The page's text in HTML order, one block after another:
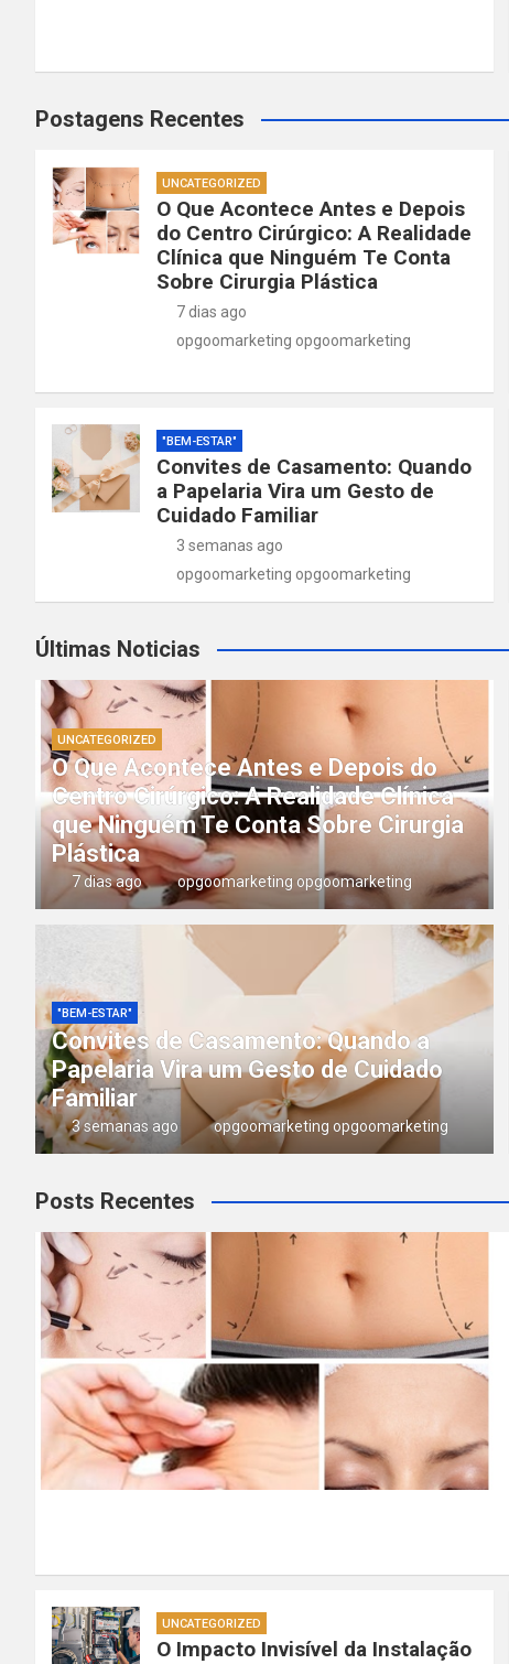
Postagens Recentes
UNCATEGORIZED
O Que Acontece Antes e Depois
do Centro Cirúrgico: A Realidade
Clínica que Ninguém Te Conta
Sobre Cirurgia Plástica
7 dias ago
opgoomarketing opgoomarketing
"BEM-ESTAR"
Convites de Casamento: Quando
a Papelaria Vira um Gesto de
Cuidado Familiar
3 semanas ago
opgoomarketing opgoomarketing
Últimas Noticias
UNCATEGORIZED
O Que Acontece Antes e Depois do
Centro Cirúrgico: A Realidade Clínica
que Ninguém Te Conta Sobre Cirurgia
Plástica
7 dias ago opgoomarketing opgoomarketing
"BEM-ESTAR"
Convites de Casamento: Quando a
Papelaria Vira um Gesto de Cuidado
Familiar
3 semanas ago opgoomarketing opgoomarketing
Posts Recentes
UNCATEGORIZED
O Impacto Invisível da Instalação